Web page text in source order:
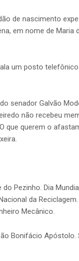
de nascimento
em nome de Maria
um posto telefônico
senador Galvão
não recebeu
que querem o
Pezinho. Dia
da
Mecânico.
Bonifácio Apóstolo.